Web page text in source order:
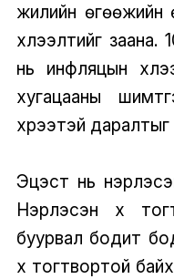
жилийн өгөөжийн
хүлээлтийг
нь инфляцын
хугацааны
хүрээтэй
Эцэст нь
Нэрлэсэн хүү
буурвал бодит
хүү тогтвортой